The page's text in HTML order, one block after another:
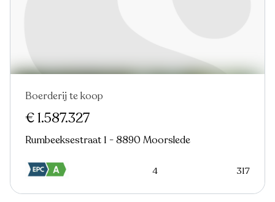
Boerderij te koop
€ 1.587.327
Rumbeeksestraat 1 - 8890 Moorslede
4 317